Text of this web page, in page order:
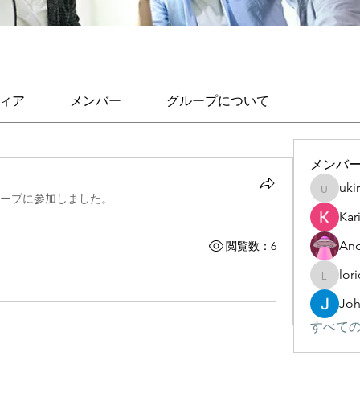
ア メンバー グループについて
プに参加しました。
閲覧数：6
メンバ
すべて